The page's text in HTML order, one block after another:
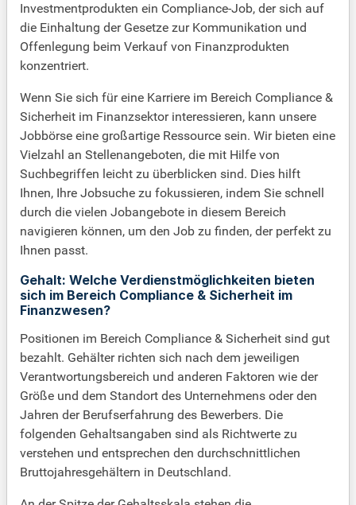
Investmentprodukten ein Compliance-Job, der sich auf
die Einhaltung der Gesetze zur Kommunikation und
Offenlegung beim Verkauf von Finanzprodukten
konzentriert.
Wenn Sie sich für eine Karriere im Bereich Compliance &
Sicherheit im Finanzsektor interessieren, kann unsere
Jobbörse eine großartige Ressource sein. Wir bieten eine
Vielzahl an Stellenangeboten, die mit Hilfe von
Suchbegriffen leicht zu überblicken sind. Dies hilft
Ihnen, Ihre Jobsuche zu fokussieren, indem Sie schnell
durch die vielen Jobangebote in diesem Bereich
navigieren können, um den Job zu finden, der perfekt zu
Ihnen passt.
Gehalt: Welche Verdienstmöglichkeiten bieten
sich im Bereich Compliance & Sicherheit im
Finanzwesen?
Positionen im Bereich Compliance & Sicherheit sind gut
bezahlt. Gehälter richten sich nach dem jeweiligen
Verantwortungsbereich und anderen Faktoren wie der
Größe und dem Standort des Unternehmens oder den
Jahren der Berufserfahrung des Bewerbers. Die
folgenden Gehaltsangaben sind als Richtwerte zu
verstehen und entsprechen den durchschnittlichen
Bruttojahresgehältern in Deutschland.